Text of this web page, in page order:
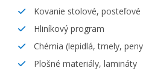
Kovanie stolové,
Hliníkový program
Chémia (lepidlá, tmely,
Plošné materiály, lamináty